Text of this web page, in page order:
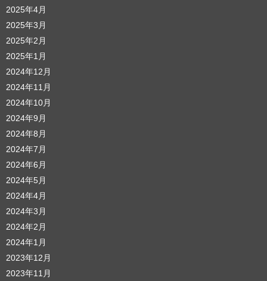
2025年4月
2025年3月
2025年2月
2025年1月
2024年12月
2024年11月
2024年10月
2024年9月
2024年8月
2024年7月
2024年6月
2024年5月
2024年4月
2024年3月
2024年2月
2024年1月
2023年12月
2023年11月